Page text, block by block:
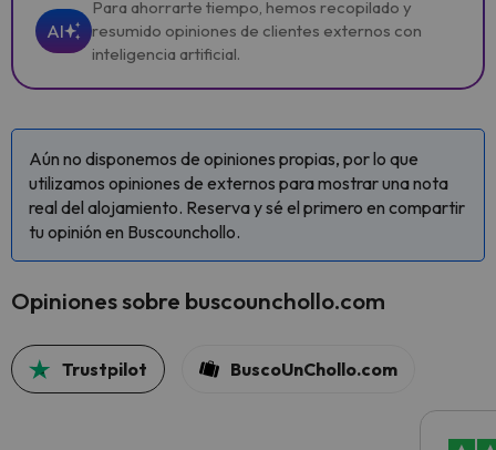
AI
Para ahorrarte tiempo, hemos recopilado y
resumido opiniones de clientes externos con
inteligencia artificial.
Aún no disponemos de opiniones propias, por lo que
utilizamos opiniones de externos para mostrar una nota
real del alojamiento. Reserva y sé el primero en compartir
tu opinión en Buscounchollo.
Opiniones sobre buscounchollo.com
Trustpilot BuscoUnChollo.com